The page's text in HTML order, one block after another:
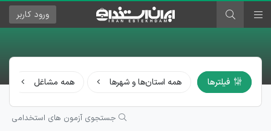
ورود کاربر
فیلترها همه استان‌ها و شهرها همه مشاغل
جستجوی آزمون های استخدامی